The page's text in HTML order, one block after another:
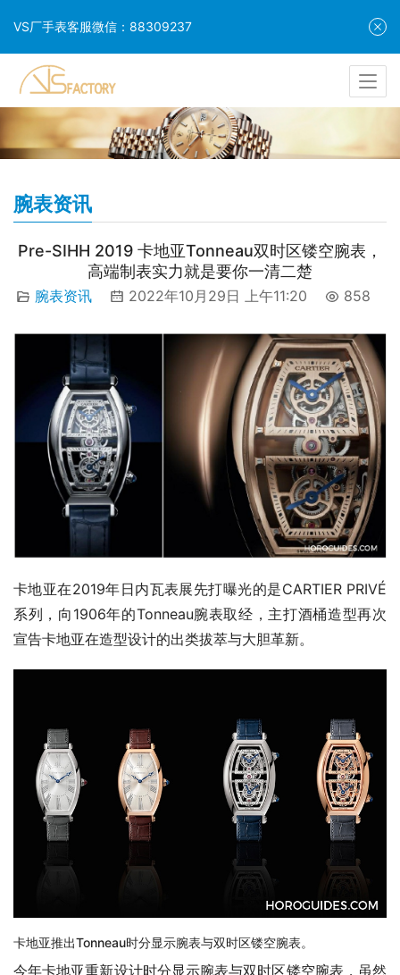
腕表资讯
Pre-SIHH 2019 卡地亚Tonneau双时区镂空腕表，
高端制表实力就是要你一清二楚
腕表资讯 2022年10月29日 上午11:20 858
卡地亚在2019年日内瓦表展先打曝光的是CARTIER PRIVÉ
系列，向1906年的Tonneau腕表取经，主打酒桶造型再次
宣告卡地亚在造型设计的出类拔萃与大胆革新。
卡地亚推出Tonneau时分显示腕表与双时区镂空腕表。
今年卡地亚重新设计时分显示腕表与双时区镂空腕表，虽然
VS厂手表客服微信：88309237